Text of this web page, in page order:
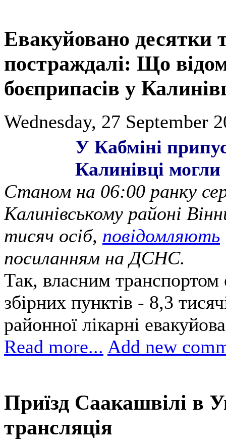
Евакуйовано десятки
постраждалі: Що
боєприпасів у
Wednesday, 27 September
У Кабміні
Калинівці
Станом на 06:00 ранку
Калинівському районі
тисяч осіб, повідомляють
посиланням на ДСНС.
Так, власним транспортом
збірних пунктів - 8,3
районної лікарні
Read more... Add new
Приїзд Саакашвілі в
трансляція